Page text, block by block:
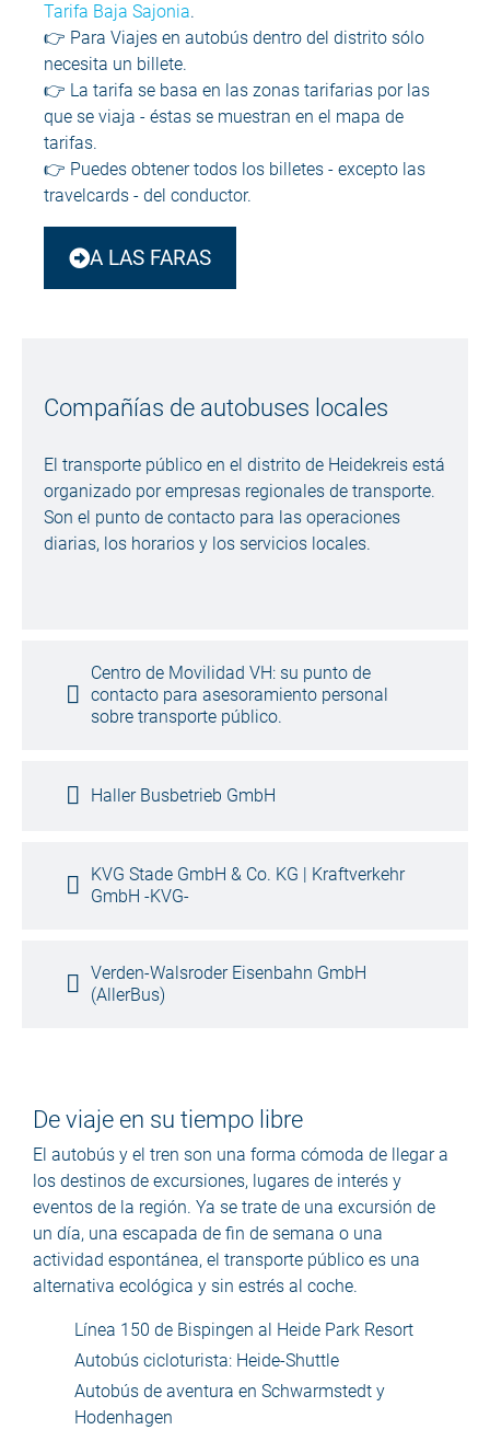
Tarifa Baja Sajonia.
👉 Para Viajes en autobús dentro del distrito sólo
necesita un billete.
👉 La tarifa se basa en las zonas tarifarias por las
que se viaja - éstas se muestran en el mapa de
tarifas.
👉 Puedes obtener todos los billetes - excepto las
travelcards - del conductor.
A LAS FARAS
Compañías de autobuses locales
El transporte público en el distrito de Heidekreis está
organizado por empresas regionales de transporte.
Son el punto de contacto para las operaciones
diarias, los horarios y los servicios locales.
Centro de Movilidad VH: su punto de
contacto para asesoramiento personal
sobre transporte público.
Haller Busbetrieb GmbH
KVG Stade GmbH & Co. KG | Kraftverkehr
GmbH -KVG-
Verden-Walsroder Eisenbahn GmbH
(AllerBus)
De viaje en su tiempo libre
El autobús y el tren son una forma cómoda de llegar a
los destinos de excursiones, lugares de interés y
eventos de la región. Ya se trate de una excursión de
un día, una escapada de fin de semana o una
actividad espontánea, el transporte público es una
alternativa ecológica y sin estrés al coche.
Línea 150 de Bispingen al Heide Park Resort
Autobús cicloturista: Heide-Shuttle
Autobús de aventura en Schwarmstedt y
Hodenhagen